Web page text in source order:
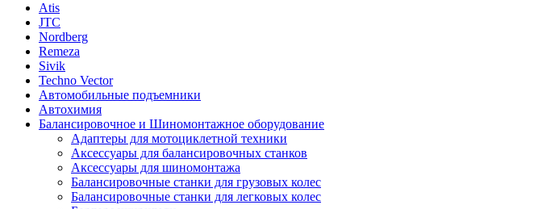
Atis
JTC
Nordberg
Remeza
Sivik
Techno Vector
Автомобильные подъемники
Автохимия
Балансировочное и Шиномонтажное оборудование
Адаптеры для мотоциклетной техники
Аксессуары для балансировочных станков
Аксессуары для шиномонтажа
Балансировочные станки для грузовых колес
Балансировочные станки для легковых колес